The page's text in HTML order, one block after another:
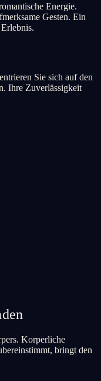
Energie.
Gesten. Ein
Sie sich auf den
Ihre Zuverlässigkeit
Korperliche
bringt den